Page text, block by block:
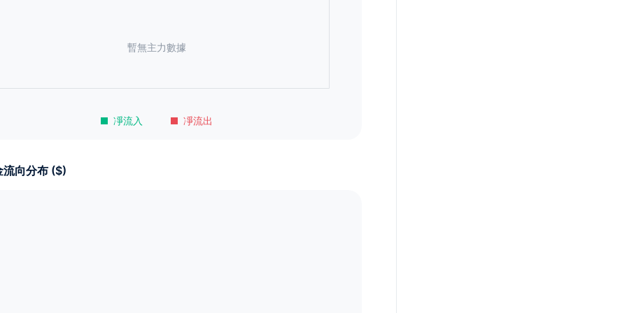
凈流入 凈流出
暫無主力數據
向分布 ($)